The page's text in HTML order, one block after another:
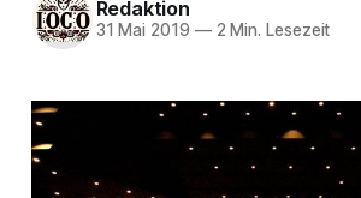
Redaktion
31 Mai 2019 —2 Min. Lesezeit